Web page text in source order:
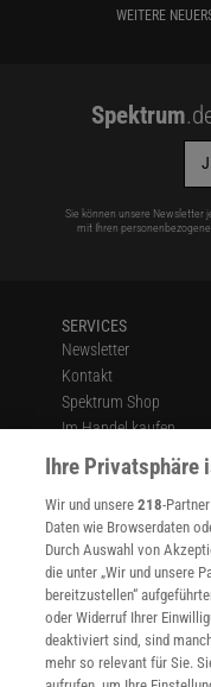
WEITERE
Spektrum
Sie können unsere Newsletter
mit Ihren
SERVICES
Newsletter
Kontakt
Spektrum Shop
Im Handel kaufen
Presse
Verträge kündigen
Widerruf
INFO
Mediadaten
Datenschutz
Nutzungsbedingungen
Cookie-Einstellungen
Utiq verwalten
Ihre Privatsphäre
Wir und unsere218-
Daten wie Browserdaten
Durch Auswahl von
die unter „Wir und unsere
bereitzustellen“
oder Widerruf Ihrer
deaktiviert sind, sind
mehr so relevant für Sie.